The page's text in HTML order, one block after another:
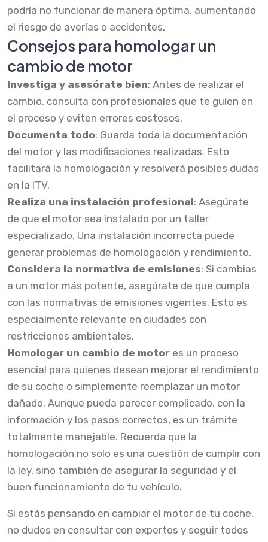
podría no funcionar de manera óptima, aumentando
el riesgo de averías o accidentes.
Consejos para homologar un
cambio de motor
Investiga y asesórate bien: Antes de realizar el
cambio, consulta con profesionales que te guíen en
el proceso y eviten errores costosos.
Documenta todo: Guarda toda la documentación
del motor y las modificaciones realizadas. Esto
facilitará la homologación y resolverá posibles dudas
en la ITV.
Realiza una instalación profesional: Asegúrate
de que el motor sea instalado por un taller
especializado. Una instalación incorrecta puede
generar problemas de homologación y rendimiento.
Considera la normativa de emisiones: Si cambias
a un motor más potente, asegúrate de que cumpla
con las normativas de emisiones vigentes. Esto es
especialmente relevante en ciudades con
restricciones ambientales.
Homologar un cambio de motor es un proceso
esencial para quienes desean mejorar el rendimiento
de su coche o simplemente reemplazar un motor
dañado. Aunque pueda parecer complicado, con la
información y los pasos correctos, es un trámite
totalmente manejable. Recuerda que la
homologación no solo es una cuestión de cumplir con
la ley, sino también de asegurar la seguridad y el
buen funcionamiento de tu vehículo.
Si estás pensando en cambiar el motor de tu coche,
no dudes en consultar con expertos y seguir todos